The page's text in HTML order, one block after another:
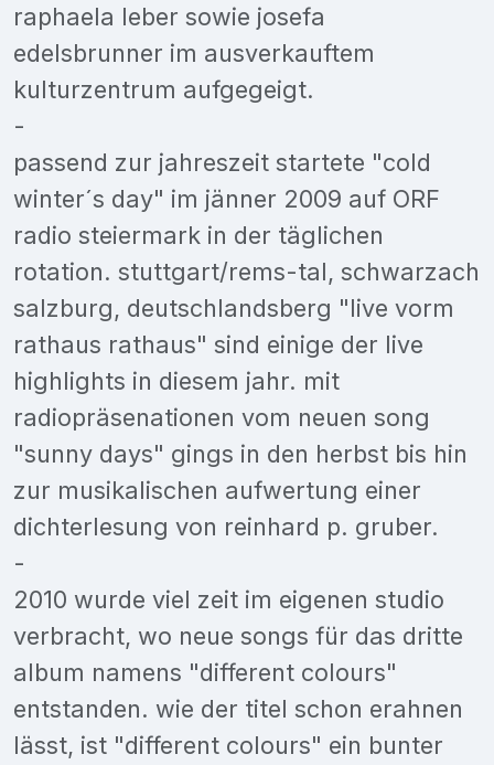
raphaela leber sowie josefa
edelsbrunner im ausverkauftem
kulturzentrum aufgegeigt.
-
passend zur jahreszeit startete "cold
winter´s day" im jänner 2009 auf ORF
radio steiermark in der täglichen
rotation. stuttgart/rems-tal, schwarzach
salzburg, deutschlandsberg "live vorm
rathaus rathaus" sind einige der live
highlights in diesem jahr. mit
radiopräsenationen vom neuen song
"sunny days" gings in den herbst bis hin
zur musikalischen aufwertung einer
dichterlesung von reinhard p. gruber.
-
2010 wurde viel zeit im eigenen studio
verbracht, wo neue songs für das dritte
album namens "different colours"
entstanden. wie der titel schon erahnen
lässt, ist "different colours" ein bunter